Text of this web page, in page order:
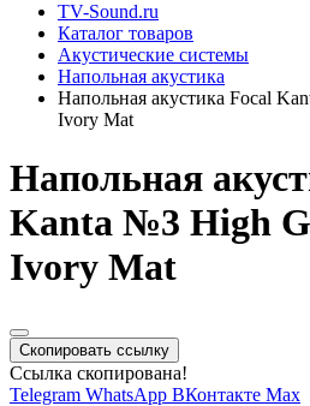
TV-Sound.ru
Каталог товаров
Акустические системы
Напольная акустика
Напольная акустика Focal
Ivory Mat
Напольная
Kanta №3 High
Ivory Mat
Скопировать ссылку
Ссылка скопирована!
Telegram WhatsApp ВКонтакте Max